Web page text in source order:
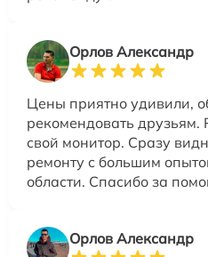
Орлов Александр
Цены приятно удивили,
рекомендовать друзьям.
свой монитор. Сразу
ремонту с большим
области. Спасибо за
Орлов Александр